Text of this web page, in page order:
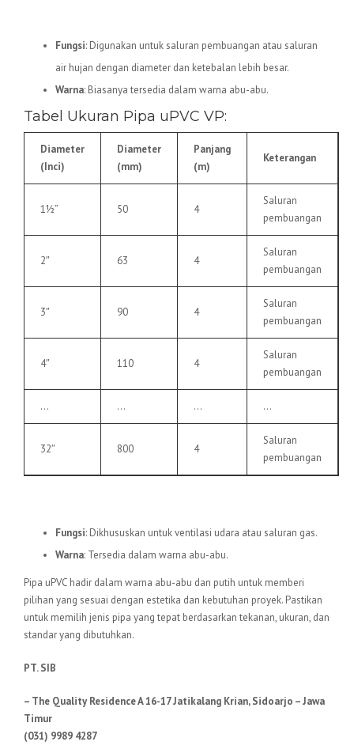
Fungsi: Digunakan untuk saluran pembuangan atau saluran
air hujan dengan diameter dan ketebalan lebih besar.
Warna: Biasanya tersedia dalam warna abu-abu.
Tabel Ukuran Pipa uPVC VP:
Diameter
(Inci)
Diameter
(mm)
Panjang
(m)
Keterangan
1½” 50 4
Saluran
pembuangan
2″ 63 4
Saluran
pembuangan
3″ 90 4
Saluran
pembuangan
4″ 110 4
Saluran
pembuangan
… … … …
32″ 800 4
Saluran
pembuangan
Fungsi: Dikhususkan untuk ventilasi udara atau saluran gas.
Warna: Tersedia dalam warna abu-abu.
Pipa uPVC hadir dalam warna abu-abu dan putih untuk memberi
pilihan yang sesuai dengan estetika dan kebutuhan proyek. Pastikan
untuk memilih jenis pipa yang tepat berdasarkan tekanan, ukuran, dan
standar yang dibutuhkan.
PT. SIB
– The Quality Residence A 16-17 Jatikalang Krian, Sidoarjo – Jawa
Timur
(031) 9989 4287